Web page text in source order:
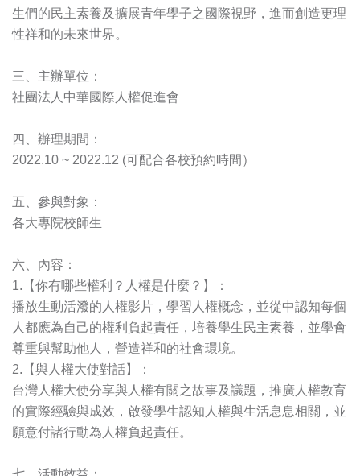
生們的民主素養及擴展青年學子之國際視野，進而創造更理
性祥和的未來世界。
三、主辦單位：
社團法人中華國際人權促進會
四、辦理期間：
2022.10 ~ 2022.12 (可配合各校預約時間）
五、參與對象：
各大專院校師生
六、內容：
1.【你有哪些權利？人權是什麼？】：
播放生動活潑的人權影片，學習人權概念，並從中認知每個
人都應為自己的權利負起責任，培養學生民主素養，並學會
尊重與幫助他人，營造祥和的社會環境。
2.【與人權大使對話】：
台灣人權大使分享與人權有關之故事及議題，推廣人權教育
的實際經驗與成效，啟發學生認知人權與生活息息相關，並
願意付諸行動為人權負起責任。